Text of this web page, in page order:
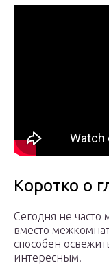
Коротко о
Сегодня не
вместо
способен
интересным.